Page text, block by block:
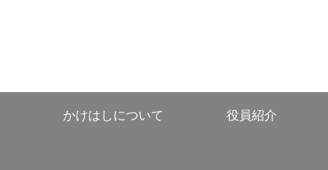
かけはしについて 役員紹介